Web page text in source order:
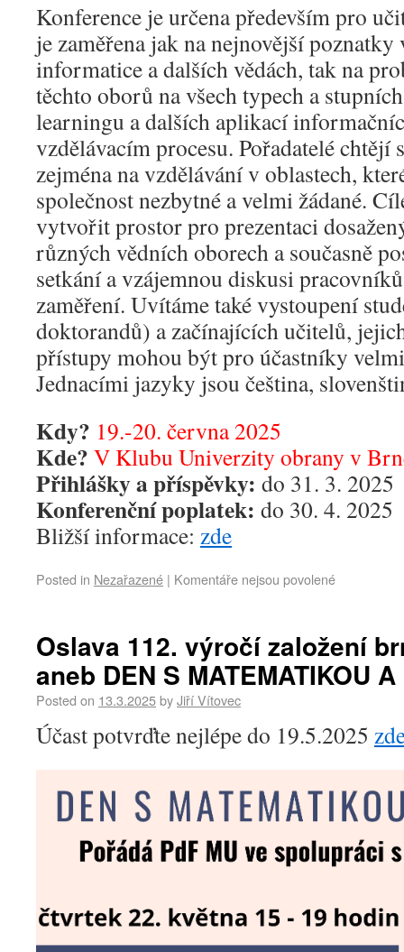
Konference je určena především pro
je zaměřena jak na nejnovější poznatky
informatice a dalších vědách, tak na
těchto oborů na všech typech a
learningu a dalších aplikací
vzdělávacím procesu. Pořadatelé chtějí
zejména na vzdělávání v oblastech,
společnost nezbytné a velmi žádané.
vytvořit prostor pro prezentaci
různých vědních oborech a současně
setkání a vzájemnou diskusi
zaměření. Uvítáme také vystoupení
doktorandů) a začínajících učitelů,
přístupy mohou být pro účastníky
Jednacími jazyky jsou čeština,
Kdy? 19.-20. června 2025
Kde? V Klubu Univerzity obrany v
Přihlášky a příspěvky: do 31. 3. 2025
Konferenční poplatek: do 30. 4. 2025
Bližší informace: zde
Posted in Nezařazené | Komentáře nejsou povolené
Oslava 112. výročí založení
aneb DEN S MATEMATIKOU
Posted on 13.3.2025byJiří Vítovec
Účast potvrďte nejlépe do 19.5.2025